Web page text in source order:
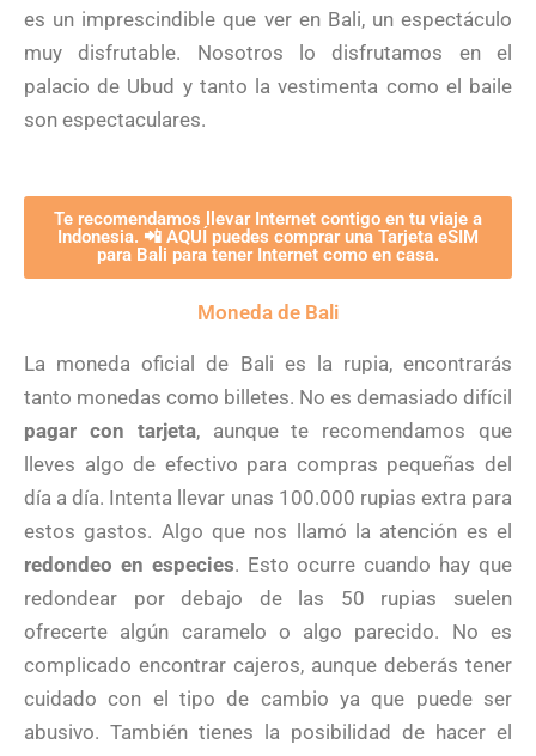
es un imprescindible que ver en Bali, un espectáculo
muy disfrutable. Nosotros lo disfrutamos en el
palacio de Ubud y tanto la vestimenta como el baile
son espectaculares.
Te recomendamos llevar Internet contigo en tu viaje a
Indonesia. 📲 AQUÍ puedes comprar una Tarjeta eSIM
para Bali para tener Internet como en casa.
Moneda de Bali
La moneda oficial de Bali es la rupia, encontrarás
tanto monedas como billetes. No es demasiado difícil
pagar con tarjeta, aunque te recomendamos que
lleves algo de efectivo para compras pequeñas del
día a día. Intenta llevar unas 100.000 rupias extra para
estos gastos. Algo que nos llamó la atención es el
redondeo en especies. Esto ocurre cuando hay que
redondear por debajo de las 50 rupias suelen
ofrecerte algún caramelo o algo parecido. No es
complicado encontrar cajeros, aunque deberás tener
cuidado con el tipo de cambio ya que puede ser
abusivo. También tienes la posibilidad de hacer el